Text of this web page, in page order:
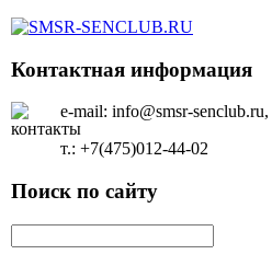
Контактная информация
e-mail: info@smsr-senclub.ru,
т.: +7(475)012-44-02
Поиск по сайту